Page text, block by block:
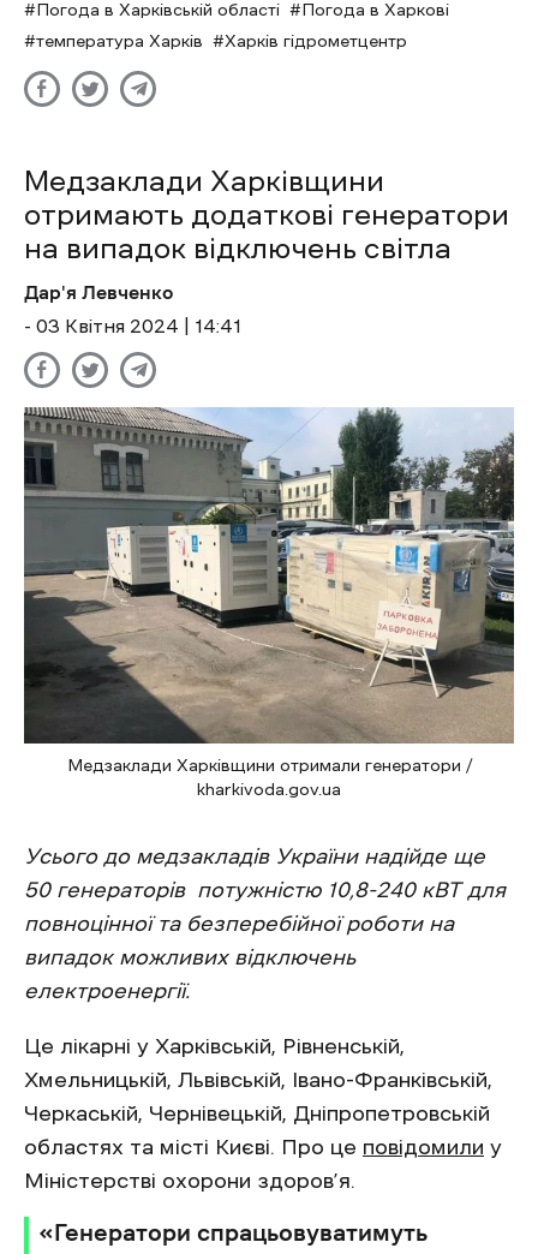
Погода в Харківській області
Погода в Харкові
температура Харків
Харків гідрометцентр
Медзаклади Харківщини
отримають додаткові генератори
на випадок відключень світла
Дар'я Левченко
- 03 Квітня 2024 | 14:41
Медзаклади Харківщини отримали генератори /
kharkivoda.gov.ua
Усього до медзакладів України надійде ще
50 генераторів потужністю 10,8-240 кВТ для
повноцінної та безперебійної роботи на
випадок можливих відключень
електроенергії.
Це лікарні у Харківській, Рівненській,
Хмельницькій, Львівській, Івано-Франківській,
Черкаській, Чернівецькій, Дніпропетровській
областях та місті Києві. Про це повідомили у
Міністерстві охорони здоров’я.
«Генератори спрацьовуватимуть